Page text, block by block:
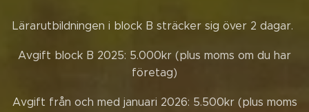
Lärarutbildningen i block B sträcker sig över 2 dagar.
Avgift block B 2025: 5.000kr (plus moms om du har
företag)
Avgift från och med januari 2026: 5.500kr (plus moms